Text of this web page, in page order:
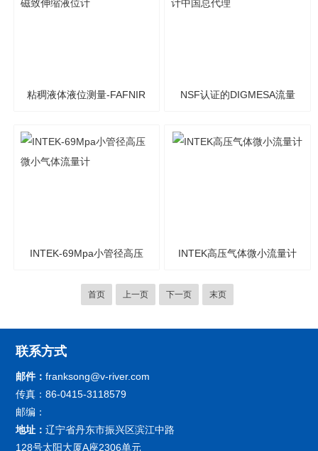
粘稠液体液位测量-FAFNIR NSF认证的DIGMESA流量
INTEK-69Mpa小管径高压
微小气体流量计
INTEK高压气体微小流量计
首页 上一页 下一页 末页
联系方式
邮件：franksong@v-river.com
传真：86-0415-3118579
邮编：
地址：辽宁省丹东市振兴区滨江中路
128号太阳大厦A座2306单元